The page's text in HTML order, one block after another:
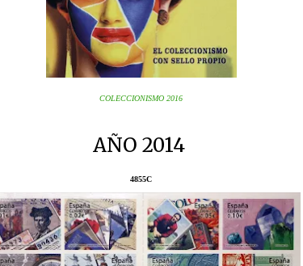
COLECCIONISMO 2016
AÑO 2014
4855C